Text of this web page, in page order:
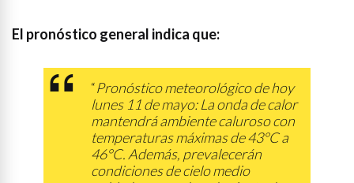
El pronóstico general indica que:
“Pronóstico meteorológico de hoy
lunes 11 de mayo: La onda de calor
mantendrá ambiente caluroso con
temperaturas máximas de 43°C a
46°C. Además, prevalecerán
condiciones de cielo medio